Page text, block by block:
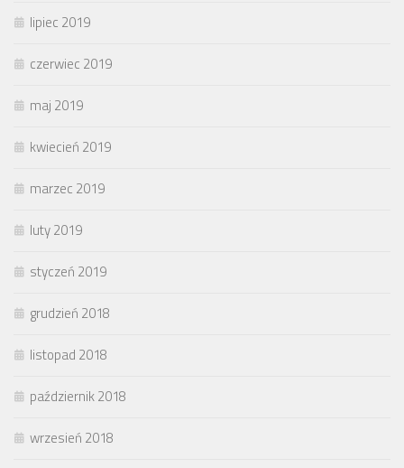
lipiec 2019
czerwiec 2019
maj 2019
kwiecień 2019
marzec 2019
luty 2019
styczeń 2019
grudzień 2018
listopad 2018
październik 2018
wrzesień 2018